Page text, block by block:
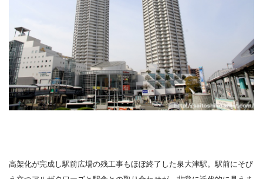
高架化が完成し駅前広場の残工事もほぼ終了した泉大津駅。駅前にそび